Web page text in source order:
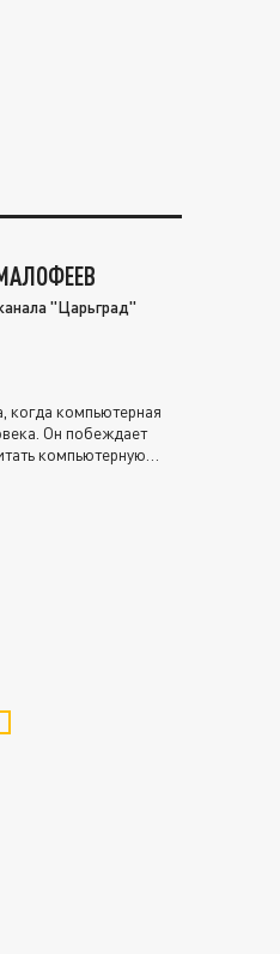
"Царьград"
когда компьютерная
Он побеждает
компьютерную